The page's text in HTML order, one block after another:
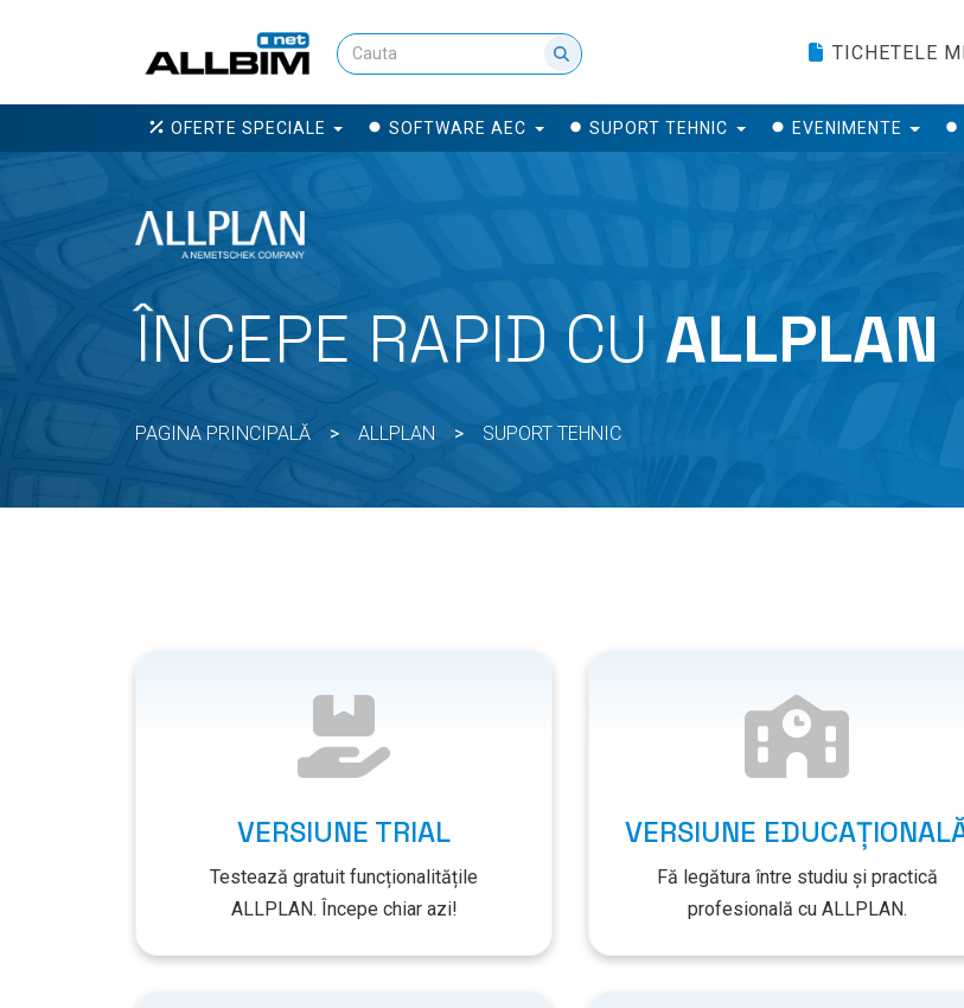
TICHETELE
OFERTE SPECIALE SOFTWARE AEC SUPORT TEHNIC EVENIMENTE
ÎNCEPE RAPID CU ALLPLAN
PAGINA PRINCIPALĂ > ALLPLAN > SUPORT TEHNIC
VERSIUNE TRIAL
Testează gratuit funcționalitățile
ALLPLAN. Începe chiar azi!
VERSIUNE
Fă legătura între studiu și practică
profesională cu ALLPLAN.